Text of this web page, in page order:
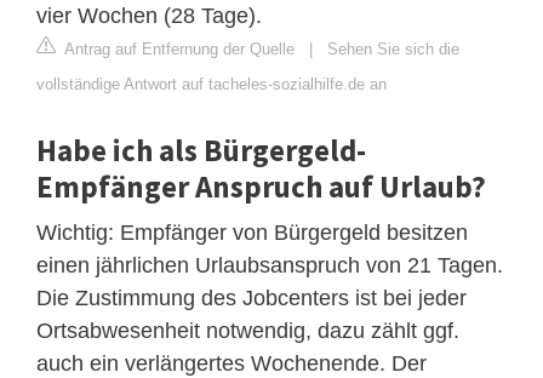
vier Wochen (28 Tage).
Antrag auf Entfernung der Quelle | Sehen Sie sich die
vollständige Antwort auf tacheles-sozialhilfe.de an
Habe ich als Bürgergeld-
Empfänger Anspruch auf Urlaub?
Wichtig: Empfänger von Bürgergeld besitzen
einen jährlichen Urlaubsanspruch von 21 Tagen.
Die Zustimmung des Jobcenters ist bei jeder
Ortsabwesenheit notwendig, dazu zählt ggf.
auch ein verlängertes Wochenende. Der